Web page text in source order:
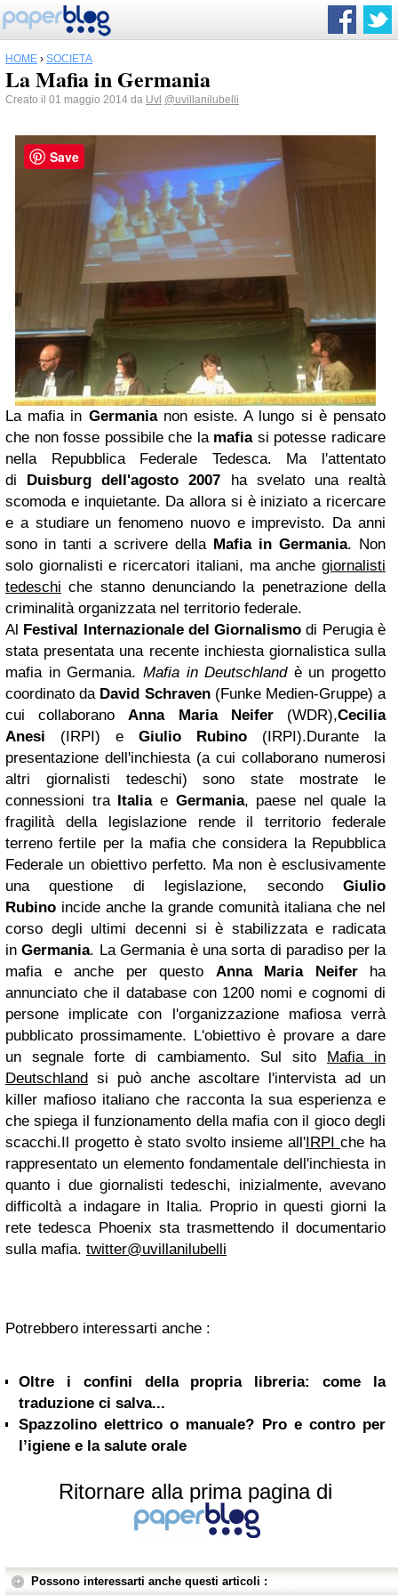
HOME › SOCIETÀ
La Mafia in Germania
Creato il 01 maggio 2014 da Uvl @uvillanilubelli
La mafia in Germanianon esiste. A lungo si è pensato
che non fosse possibile che la mafiasi potesse radicare
nella Repubblica Federale Tedesca. Ma l'attentato
di Duisburg dell'agosto 2007 ha svelato una realtà
scomoda e inquietante. Da allora si è iniziato a ricercare
e a studiare un fenomeno nuovo e imprevisto. Da anni
sono in tanti a scrivere della Mafia in Germania. Non
solo giornalisti e ricercatori italiani, ma anche giornalisti
tedeschi che stanno denunciando la penetrazione della
criminalità organizzata nel territorio federale.
Al Festival Internazionale del Giornalismo di Perugia è
stata presentata una recente inchiesta giornalistica sulla
mafia in Germania. Mafia in Deutschland è un progetto
coordinato da David Schraven(Funke Medien-Gruppe) a
cui collaboranoAnna Maria Neifer(WDR),Cecilia
Anesi (IRPI) e Giulio Rubino (IRPI).Durante la
presentazione dell'inchiesta (a cui collaborano numerosi
altri giornalisti tedeschi) sono state mostrate le
connessioni tra Italia e Germania, paese nel quale la
fragilità della legislazione rende il territorio federale
terreno fertile per la mafia che considera la Repubblica
Federale un obiettivo perfetto. Ma non è esclusivamente
una questione di legislazione, secondo Giulio
Rubino incide anche la grande comunità italiana che nel
corso degli ultimi decenni siè stabilizzata e radicata
inGermania. La Germania è una sorta di paradiso per la
mafia e anche per questo Anna Maria Neiferha
annunciato che il database con 1200 nomi e cognomi di
persone implicate con l'organizzazione mafiosa verrà
pubblicato prossimamente. L'obiettivo è provare a dare
un segnale forte di cambiamento. Sul sito Mafia in
Deutschland si può anche ascoltare l'intervista ad un
killer mafioso italiano che racconta la sua esperienza e
che spiega il funzionamento della mafia con il gioco degli
scacchi.Il progetto è stato svolto insieme all'IRPI che ha
rappresentato un elemento fondamentale dell'inchiesta in
quanto i due giornalisti tedeschi, inizialmente, avevano
difficoltà a indagare in Italia. Proprio in questi giorni la
rete tedesca Phoenix sta trasmettendo il documentario
sulla mafia. twitter@uvillanilubelli
Potrebbero interessarti anche :
Oltre i confini della propria libreria: come la
traduzione ci salva...
Spazzolino elettrico o manuale? Pro e contro per
l’igiene e la salute orale
Ritornare alla prima pagina di
Possono interessarti anche questi articoli :
Save